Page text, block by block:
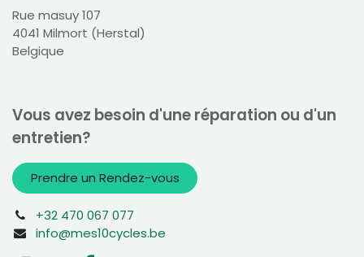
Rue masuy 107
4041 Milmort (Herstal)
Belgique
Vous avez besoin d'une réparation ou d'un
entretien?
Prendre un Rendez-vous
+32 470 067 077
info@mes10cycles.be